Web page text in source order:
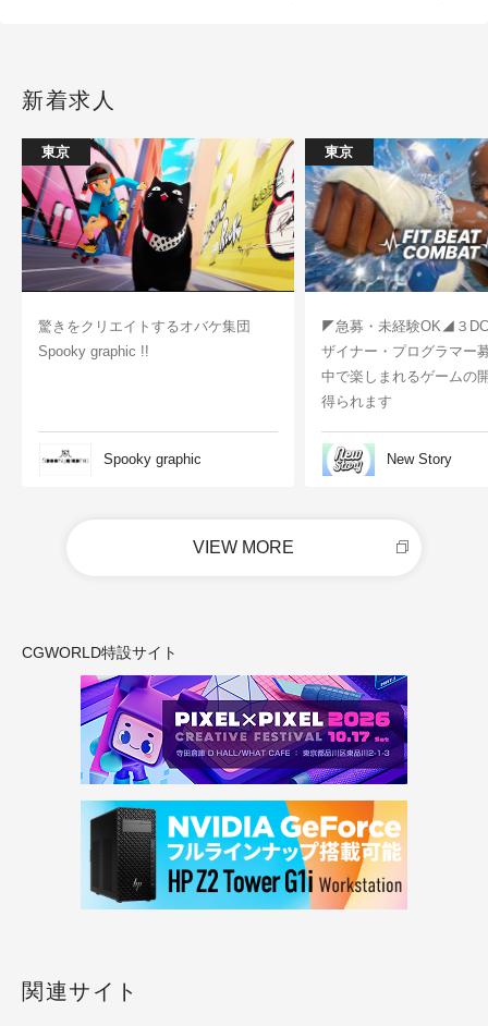
新着求人
東京
驚きをクリエイトするオバケ集団
Spooky graphic !!
Spooky graphic
東京
◤急募・未経験OK◢３
ザイナー・プログラマー
中で楽しまれるゲームの
得られます
New Story
VIEW MORE
CGWORLD特設サイト
関連サイト